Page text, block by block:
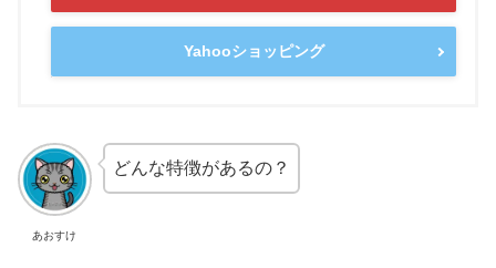
Yahooショッピング
あおすけ
どんな特徴があるの？